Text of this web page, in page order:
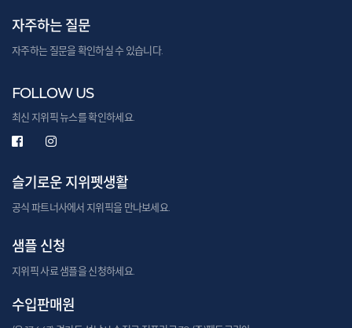
자주하는 질문
자주하는 질문을 확인하실 수 있습니다.
FOLLOW US
최신 지위픽 뉴스를 확인하세요.
슬기로운 지위펫생활
공식 파트너사에서 지위픽을 만나보세요.
샘플 신청
지위픽 사료 샘플을 신청하세요.
수입판매원